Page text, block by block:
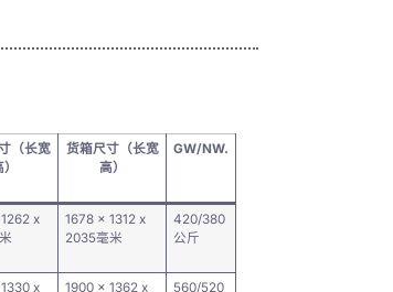
（长宽
货箱尺寸（长宽
高）
GW/NW.
x
1678 x 1312 x
2035毫米
420/380
公斤
x
1900 x 1362 x
560/520